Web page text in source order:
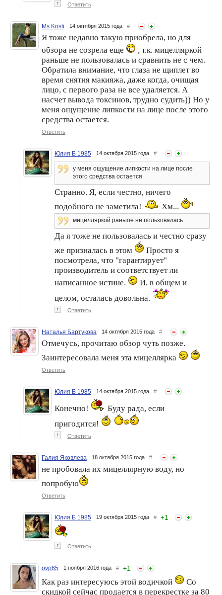
↑ Ответить
Ms Kristi 14 октября 2015 года #
Я тоже недавно такую приобрела, но для
обзора не созрела еще
, т.к. мицелляркой
раньше не пользовалась и сравнить не с чем.
Обратила внимание, что глаза не щиплет во
время снятия макияжа, даже когда, очищая
лицо, с первого раза не все удаляется. А
насчет вывода токсинов, трудно судить)) Но у
меня ощущение липкости на лице после этого
средства остается.
Ответить
Юлия Б 1985 14 октября 2015 года #
у меня ощущение липкости на лице после
этого средства остается
Странно. Я, если честно, ничего
подобного не заметила!
Хм...
мицелляркой раньше не пользовалась
Да я тоже не пользовалась и честно сразу
же призналась в этом
Просто я
посмотрела, что "гарантирует"
производитель и соответствует ли
написанное истине.
И, в общем и
целом, осталась довольна.
↑ Ответить
Наталья Бартукова 14 октября 2015 года #
Отмечусь, прочитаю обзор чуть позже.
Заинтересовала меня эта мицеллярка
Ответить
Юлия Б 1985 14 октября 2015 года #
Конечно!
Буду рада, если
пригодится!
↑ Ответить
Галия Яковлева 18 октября 2015 года #
не пробовала их мицеллярную воду, но
попробую
Ответить
Юлия Б 1985 19 октября 2015 года # +1
↑ Ответить
ovp65 1 ноября 2016 года # +1
Как раз интересуюсь этой водичкой
Со
скидкой сейчас продается в перекрестке за 80